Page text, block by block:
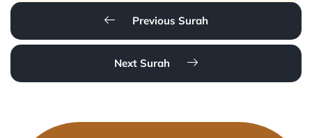
Previous Surah
Next Surah